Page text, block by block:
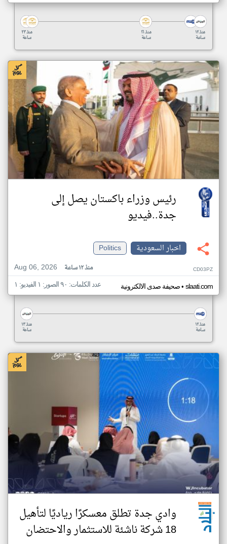
منذ ٢٣
ساعة
منذ ١٦
ساعة
منذ ١٢
ساعة
رئيس وزراء باكستان يصل إلى
جدة..فيديو
اخبار السعودية
Politics
Aug 06, 2026
منذ ١٢ ساعة CD03PZ
صحيفة صدى الالكترونية• slaati.com عدد الكلمات: ٩٠ الصور: ١ الفيديو: ١
منذ ١٣
ساعة
منذ ١٢
ساعة
وادي جدة تطلق معسكرًا رياديًا لتأهيل
18 شركة ناشئة للاستثمار والاحتضان